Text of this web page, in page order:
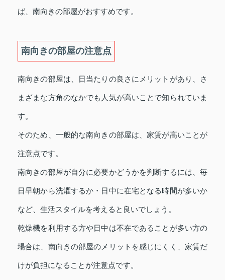
ば、南向きの部屋がおすすめです。
南向きの部屋の注意点
南向きの部屋は、日当たりの良さにメリットがあり、さ
まざまな方角のなかでも人気が高いことで知られていま
す。
そのため、一般的な南向きの部屋は、家賃が高いことが
注意点です。
南向きの部屋が自分に必要かどうかを判断するには、毎
日早朝から洗濯するか・日中に在宅となる時間が多いか
など、生活スタイルを考えると良いでしょう。
乾燥機を利用する方や日中は不在であることが多い方の
場合は、南向きの部屋のメリットを感じにくく、家賃だ
けが負担になることが注意点です。